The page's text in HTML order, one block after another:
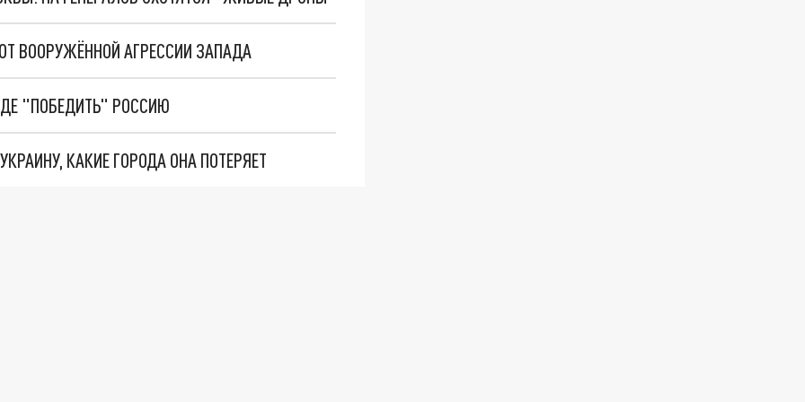
ВООРУЖЁННОЙ АГРЕССИИ ЗАПАДА
"ПОБЕДИТЬ" РОССИЮ
КАКИЕ ГОРОДА ОНА ПОТЕРЯЕТ